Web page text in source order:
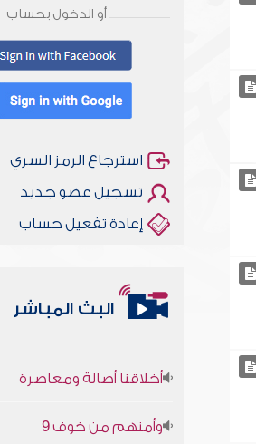
أو الدخول بحساب
استرجاع الرمز السري
تسجيل عضو جديد
إعادة تفعيل حساب
البث المباشر